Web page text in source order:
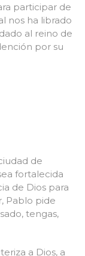
participar de
nos ha librado
al reino de
por su
de
fortalecida
de Dios para
Pablo pide
tengas,
a Dios, a